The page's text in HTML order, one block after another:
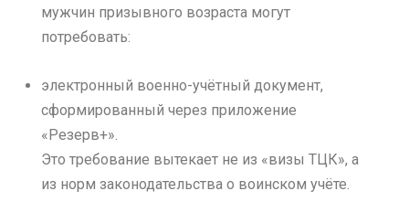
мужчин призывного возраста могут
потребовать:
электронный военно-учётный документ,
сформированный через приложение
«Резерв+».
Это требование вытекает не из «визы ТЦК», а
из норм законодательства о воинском учёте.